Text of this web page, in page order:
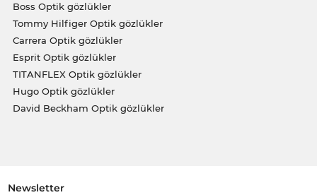
Boss Optik gözlükler
Tommy Hilfiger Optik gözlükler
Carrera Optik gözlükler
Esprit Optik gözlükler
TITANFLEX Optik gözlükler
Hugo Optik gözlükler
David Beckham Optik gözlükler
Newsletter